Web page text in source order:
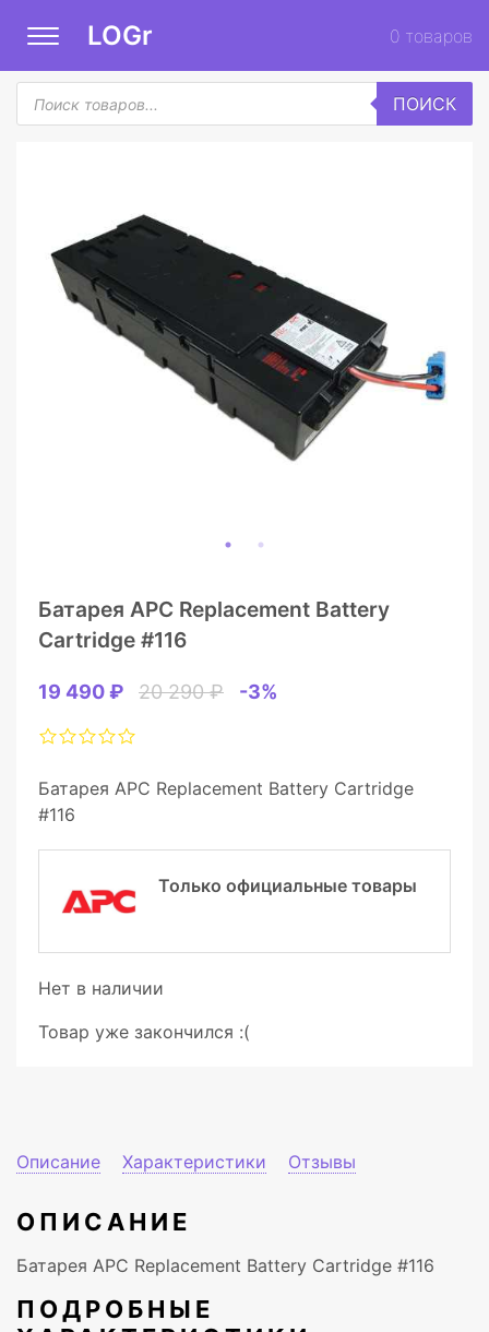
LOGr 0 товаров
Поиск
товаров
ПОИСК
Батарея APC Replacement Battery
Cartridge #116
19 490 ₽ 20 290 ₽ -3%
Батарея APC Replacement Battery Cartridge
#116
Только официальные товары
Нет в наличии
Товар уже закончился :(
Описание Характеристики Отзывы
ОПИСАНИЕ
Батарея APC Replacement Battery Cartridge #116
ПОДРОБНЫЕ